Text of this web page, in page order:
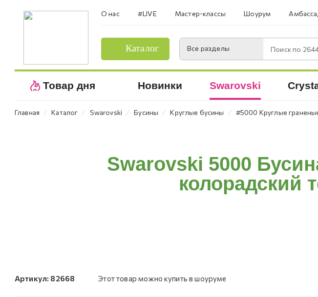
О нас #LIVE Мастер-классы Шоурум
Каталог Все разделы Поиск по
Товар дня Новинки Swarovski
Главная ⁄ Каталог ⁄ Swarovski ⁄ Бусины ⁄ Круглые бусины ⁄ #5000 Круглые
Swarovski 5000
колорадский
Артикул: 82668 Этот товар можно купить в шоуруме